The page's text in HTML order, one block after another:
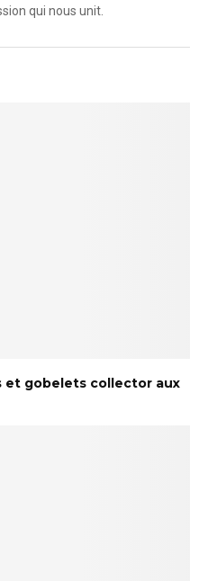
qui nous unit.
et gobelets collector aux